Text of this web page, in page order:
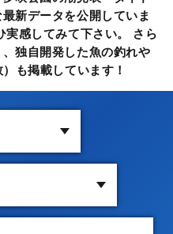
新データを公開していま
実感してみて下さい。 さら
独自開発した魚の釣れや
も掲載しています！